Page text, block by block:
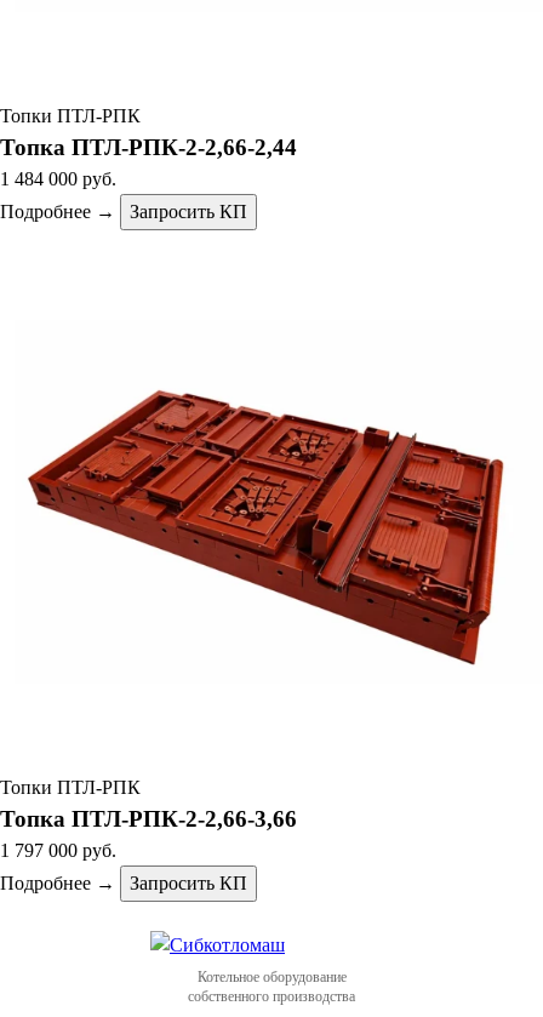
Топки ПТЛ-РПК
Топка ПТЛ-РПК-2-2,66-2,44
1 484 000 руб.
Подробнее →
Запросить КП
Топки ПТЛ-РПК
Топка ПТЛ-РПК-2-2,66-3,66
1 797 000 руб.
Подробнее →
Запросить КП
Котельное оборудование
собственного производства